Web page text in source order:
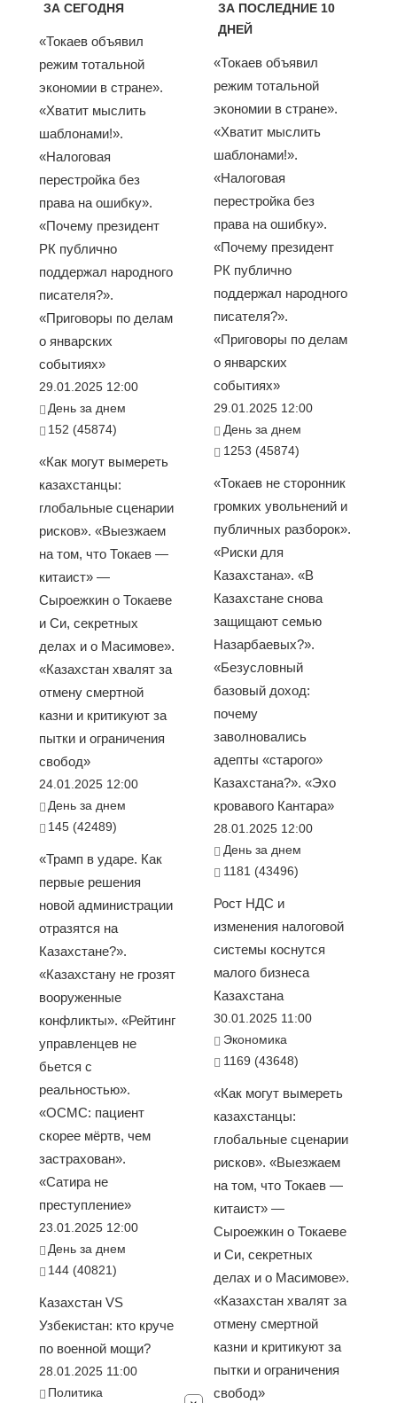
ЗА СЕГОДНЯ
«Токаев объявил
режим тотальной
экономии в стране».
«Хватит мыслить
шаблонами!».
«Налоговая
перестройка без
права на ошибку».
«Почему президент
РК публично
поддержал народного
писателя?».
«Приговоры по делам
о январских
событиях»
29.01.2025 12:00
День за днем
152 (45874)
«Как могут вымереть
казахстанцы:
глобальные сценарии
рисков». «Выезжаем
на том, что Токаев —
китаист» —
Сыроежкин о Токаеве
и Си, секретных
делах и о Масимове».
«Казахстан хвалят за
отмену смертной
казни и критикуют за
пытки и ограничения
свобод»
24.01.2025 12:00
День за днем
145 (42489)
«Трамп в ударе. Как
первые решения
новой администрации
отразятся на
Казахстане?».
«Казахстану не грозят
вооруженные
конфликты». «Рейтинг
управленцев не
бьется с
реальностью».
«ОСМС: пациент
скорее мёртв, чем
застрахован».
«Сатира не
преступление»
23.01.2025 12:00
День за днем
144 (40821)
Казахстан VS
Узбекистан: кто круче
по военной мощи?
28.01.2025 11:00
Политика
ЗА ПОСЛЕДНИЕ 10
ДНЕЙ
«Токаев объявил
режим тотальной
экономии в стране».
«Хватит мыслить
шаблонами!».
«Налоговая
перестройка без
права на ошибку».
«Почему президент
РК публично
поддержал народного
писателя?».
«Приговоры по делам
о январских
событиях»
29.01.2025 12:00
День за днем
1253 (45874)
«Токаев не сторонник
громких увольнений и
публичных разборок».
«Риски для
Казахстана». «В
Казахстане снова
защищают семью
Назарбаевых?».
«Безусловный
базовый доход:
почему
заволновались
адепты «старого»
Казахстана?». «Эхо
кровавого Кантара»
28.01.2025 12:00
День за днем
1181 (43496)
Рост НДС и
изменения налоговой
системы коснутся
малого бизнеса
Казахстана
30.01.2025 11:00
Экономика
1169 (43648)
«Как могут вымереть
казахстанцы:
глобальные сценарии
рисков». «Выезжаем
на том, что Токаев —
китаист» —
Сыроежкин о Токаеве
и Си, секретных
делах и о Масимове».
«Казахстан хвалят за
отмену смертной
казни и критикуют за
пытки и ограничения
свобод»